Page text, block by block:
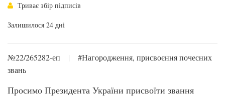
Триває збір підписів
Залишилося 24 дні
№22/265282-еп |
#Нагородження, присвоєння почесних
звань
Просимо Президента України присвоїти звання